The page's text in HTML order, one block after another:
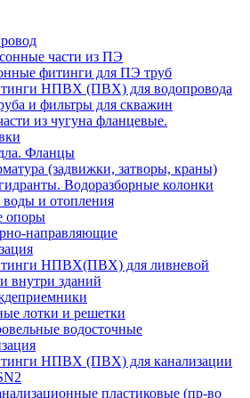
части из ПЭ
фитинги для ПЭ труб
НПВХ (ПВХ) для водопровода
и фильтры для скважин
из чугуна фланцевые.
Фланцы
(задвижки, затворы, краны)
Водоразборные колонки
и отопления
опоры
направляющие
НПВХ(ПВХ) для ливневой
внутри зданий
лотки и решетки
водосточные
НПВХ (ПВХ) для канализации
пластиковые (пр-во